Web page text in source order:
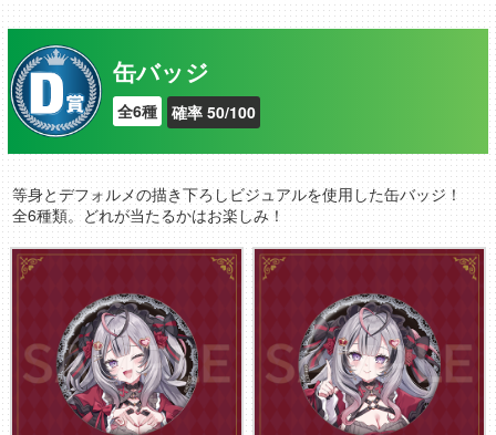
缶バッジ
全6種 確率 50/100
等身とデフォルメの描き下ろしビジュアルを使用した缶バッジ！
全6種類。どれが当たるかはお楽しみ！